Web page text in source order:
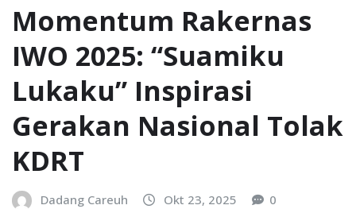
Momentum Rakernas
IWO 2025: “Suamiku
Lukaku” Inspirasi
Gerakan Nasional Tolak
KDRT
Dadang Careuh Okt 23, 2025 0